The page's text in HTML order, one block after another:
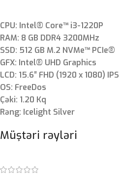
CPU: Intel® Core™ i3-1220P
RAM: 8 GB DDR4 3200MHz
SSD: 512 GB M.2 NVMe™ PCIe®
GFX: Intel® UHD Graphics
LCD: 15.6″ FHD (1920 x 1080) IPS
OS: FreeDos
Çəki: 1.20 Kq
Rəng: Icelight Silver
Müştəri rəyləri